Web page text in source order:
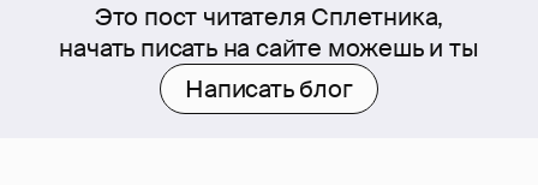
Это пост читателя Сплетника,
начать писать на сайте можешь и ты
Написать блог